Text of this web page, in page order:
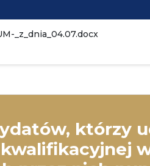
_z_dnia_04.07.docx
którzy